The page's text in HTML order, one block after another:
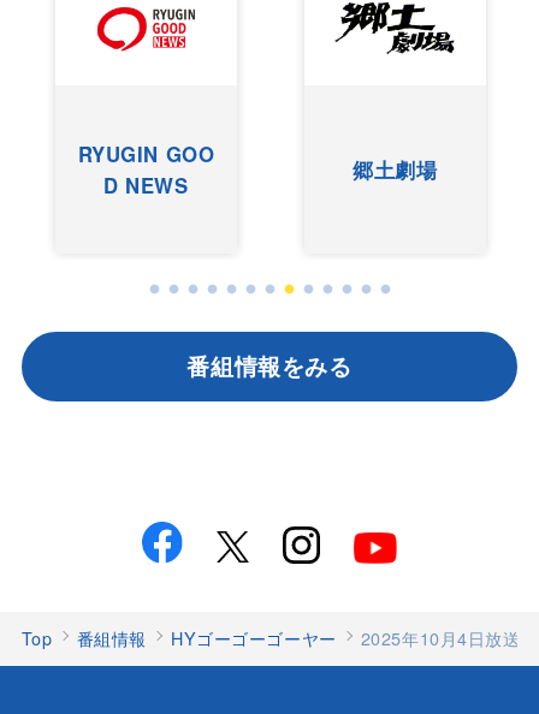
RYUGIN GOO
D NEWS
郷土劇場
番組情報をみる
Top 番組情報 HYゴーゴーゴーヤー 2025年10月4日放送